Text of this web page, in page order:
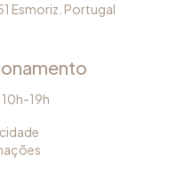
Esmoriz. Portugal
19h